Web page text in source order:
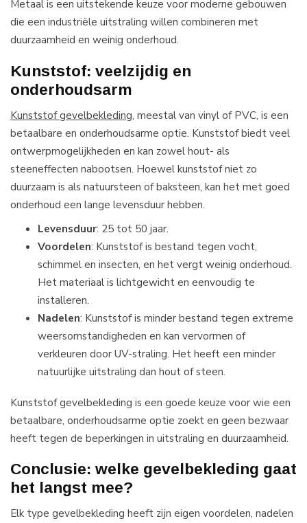
Metaal is een uitstekende keuze voor moderne gebouwen
die een industriële uitstraling willen combineren met
duurzaamheid en weinig onderhoud.
Kunststof: veelzijdig en
onderhoudsarm
Kunststof gevelbekleding, meestal van vinyl of PVC, is een
betaalbare en onderhoudsarme optie. Kunststof biedt veel
ontwerpmogelijkheden en kan zowel hout- als
steeneffecten nabootsen. Hoewel kunststof niet zo
duurzaam is als natuursteen of baksteen, kan het met goed
onderhoud een lange levensduur hebben.
Levensduur: 25 tot 50 jaar.
Voordelen: Kunststof is bestand tegen vocht,
schimmel en insecten, en het vergt weinig onderhoud.
Het materiaal is lichtgewicht en eenvoudig te
installeren.
Nadelen: Kunststof is minder bestand tegen extreme
weersomstandigheden en kan vervormen of
verkleuren door UV-straling. Het heeft een minder
natuurlijke uitstraling dan hout of steen.
Kunststof gevelbekleding is een goede keuze voor wie een
betaalbare, onderhoudsarme optie zoekt en geen bezwaar
heeft tegen de beperkingen in uitstraling en duurzaamheid.
Conclusie: welke gevelbekleding gaat
het langst mee?
Elk type gevelbekleding heeft zijn eigen voordelen, nadelen